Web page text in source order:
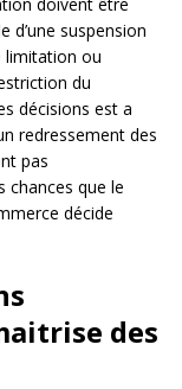
d’une suspension
limitation ou
du
décisions est a
redressement des
pas
chances que le
décide
des